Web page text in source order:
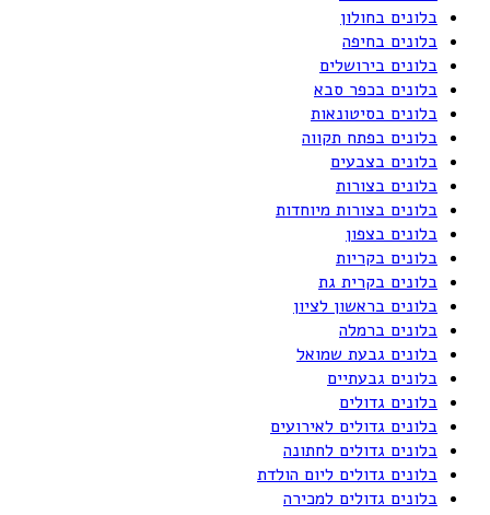
בלונים בחולון
בלונים בחיפה
בלונים בירושלים
בלונים בכפר סבא
בלונים בסיטונאות
בלונים בפתח תקווה
בלונים בצבעים
בלונים בצורות
בלונים בצורות מיוחדות
בלונים בצפון
בלונים בקריות
בלונים בקרית גת
בלונים בראשון לציון
בלונים ברמלה
בלונים גבעת שמואל
בלונים גבעתיים
בלונים גדולים
בלונים גדולים לאירועים
בלונים גדולים לחתונה
בלונים גדולים ליום הולדת
בלונים גדולים למכירה